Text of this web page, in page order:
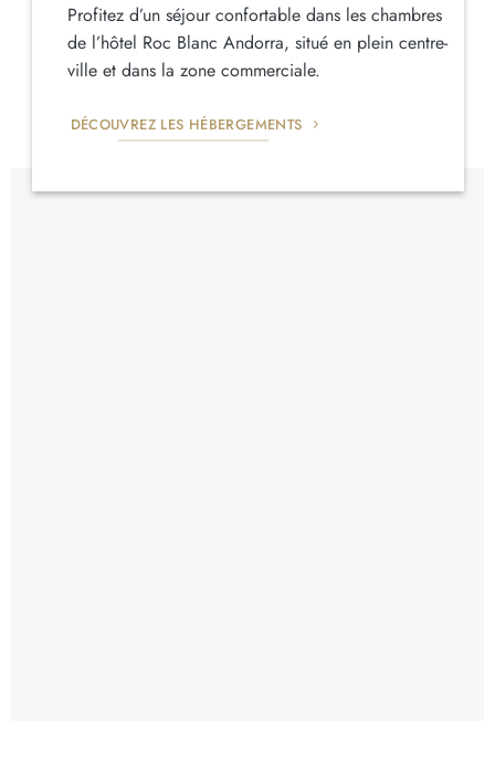
Profitez d’un séjour confortable dans les chambres
de l’hôtel Roc Blanc Andorra, situé en plein centre-
ville et dans la zone commerciale.
DÉCOUVREZ LES HÉBERGEMENTS